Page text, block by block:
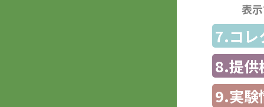
表
7.コレ
8.提供
9.実験